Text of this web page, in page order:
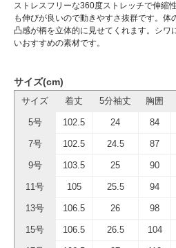
ストレスフリーな360度ストレッチで伸縮
も伸びが良いので動きやすさ抜群です。体
凸感が柄を立体的に見せてくれます。シワ
いおすすめの素材です。
サイズ(cm)
サイズ 着丈 5分袖丈 胸囲
5号 102.5 24 84
7号 102.5 24.5 87
9号 103.5 25 90
11号 105 25.5 94
13号 106.5 26 98
15号 106.5 26.5 104